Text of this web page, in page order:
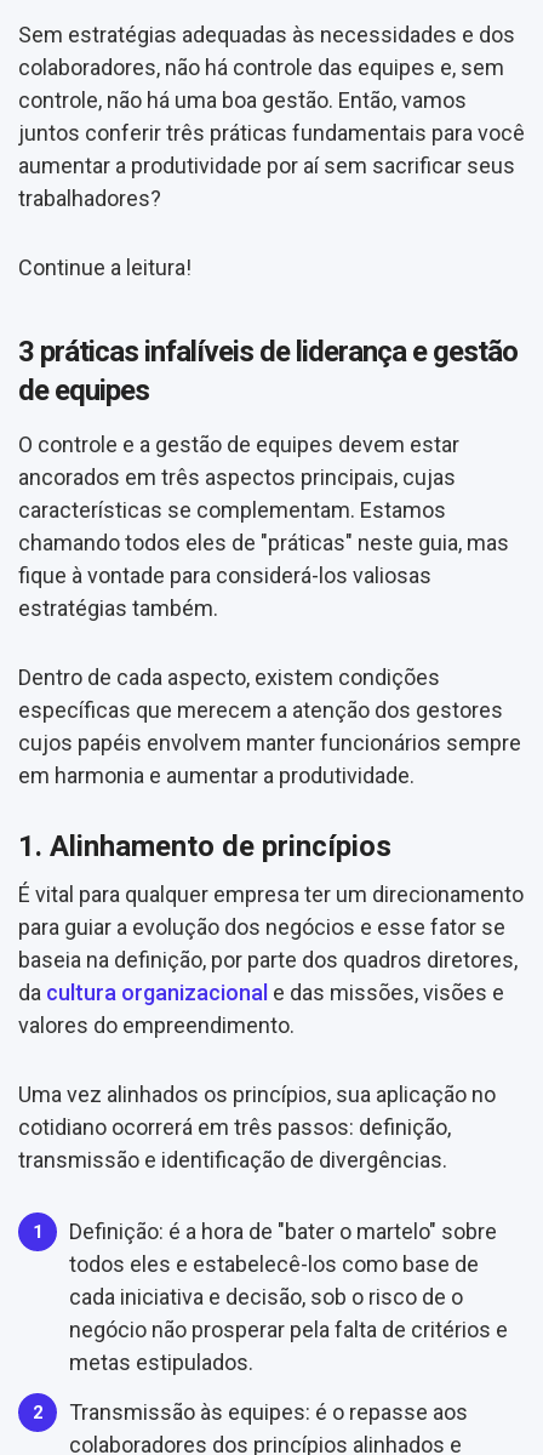
Sem estratégias adequadas às necessidades e dos
colaboradores, não há controle das equipes e, sem
controle, não há uma boa gestão. Então, vamos
juntos conferir três práticas fundamentais para você
aumentar a produtividade por aí sem sacrificar seus
trabalhadores?
Continue a leitura!
3 práticas infalíveis de liderança e gestão
de equipes
O controle e a gestão de equipes devem estar
ancorados em três aspectos principais, cujas
características se complementam. Estamos
chamando todos eles de "práticas" neste guia, mas
fique à vontade para considerá-los valiosas
estratégias também.
Dentro de cada aspecto, existem condições
específicas que merecem a atenção dos gestores
cujos papéis envolvem manter funcionários sempre
em harmonia e aumentar a produtividade.
1. Alinhamento de princípios
É vital para qualquer empresa ter um direcionamento
para guiar a evolução dos negócios e esse fator se
baseia na definição, por parte dos quadros diretores,
da cultura organizacional e das missões, visões e
valores do empreendimento.
Uma vez alinhados os princípios, sua aplicação no
cotidiano ocorrerá em três passos: definição,
transmissão e identificação de divergências.
Definição: é a hora de "bater o martelo" sobre
todos eles e estabelecê-los como base de
cada iniciativa e decisão, sob o risco de o
negócio não prosperar pela falta de critérios e
metas estipulados.
Transmissão às equipes: é o repasse aos
colaboradores dos princípios alinhados e